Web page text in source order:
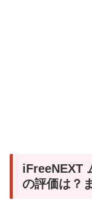
iFreeNEXT
の評価は？